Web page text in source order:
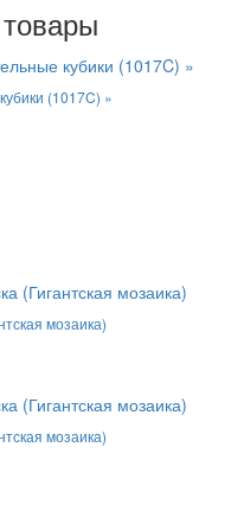
(1017C) »
мозаика)
мозаика)